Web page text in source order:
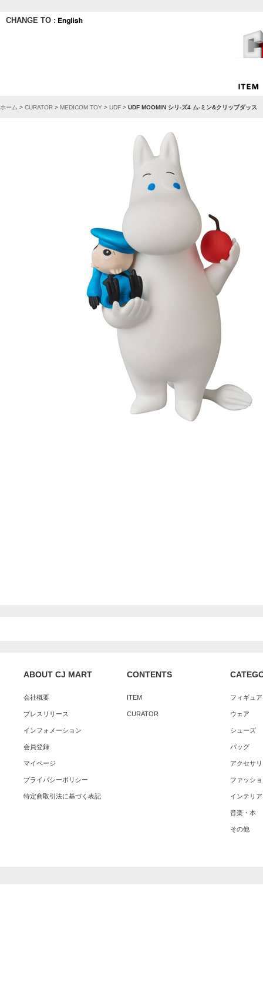
CHANGE TO :
ホーム > CURATOR > MEDICOM TOY > UDF > UDF MOOMIN シリ-ズ4 ム-ミン&クリップダッス
ABOUT CJ MART
会社概要
プレスリリース
インフォメーション
会員登録
マイページ
プライバシーポリシー
特定商取引法に基づく表記
CONTENTS
ITEM
CURATOR
フィギュ
ウェア
シューズ
バッグ
アクセサ
ファッシ
インテリア
音楽・本
その他